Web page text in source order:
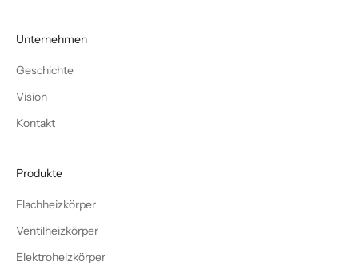
Unternehmen
Geschichte
Vision
Kontakt
Produkte
Flachheizkörper
Ventilheizkörper
Elektroheizkörper